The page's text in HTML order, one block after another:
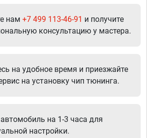
нам +7 499 113-46-91 и получите
консультацию у мастера.
на удобное время и приезжайте
на установку чип тюнинга.
на 1-3 часа для
настройки.